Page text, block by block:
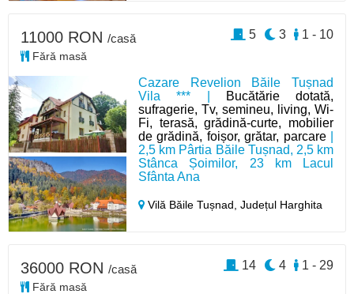
Cazare Revelion Băile Tușnad
Vila *** |
Bucătărie dotată,
sufragerie, Tv, semineu, living, Wi-
Fi, terasă, grădină-curte, mobilier
de grădină, foișor, grătar, parcare|
2,5 km Pârtia Băile Tușnad, 2,5 km
Stânca Șoimilor, 23 km Lacul
Sfânta Ana
Vilă Băile Tușnad,Județul Harghita
11000 RON /casă
Fără masă
1 - 10
3
5
36000 RON /casă
Fără masă
1 - 29
4
14